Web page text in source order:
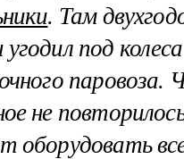
. Там
под колеса
не
оборудовать